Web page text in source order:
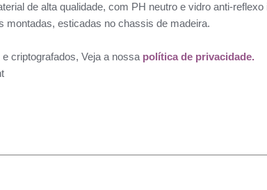
de alta qualidade, com PH neutro e vidro anti-
esticadas no chassis de madeira.
criptografados, Veja a nossa política de privacidade.